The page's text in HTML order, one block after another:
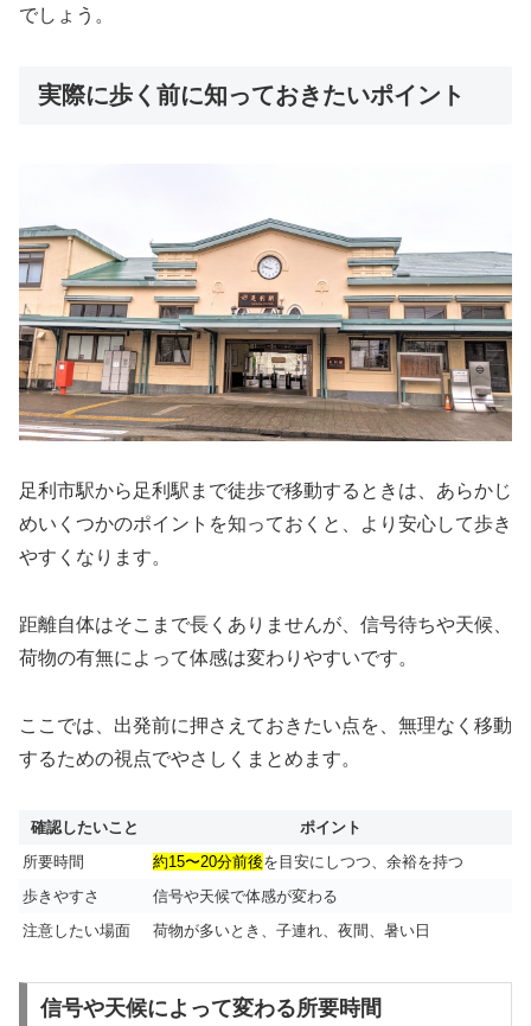
でしょう。
実際に歩く前に知っておきたいポイント
足利市駅から足利駅まで徒歩で移動するときは、あらかじ
めいくつかのポイントを知っておくと、より安心して歩き
やすくなります。
距離自体はそこまで長くありませんが、信号待ちや天候、
荷物の有無によって体感は変わりやすいです。
ここでは、出発前に押さえておきたい点を、無理なく移動
するための視点でやさしくまとめます。
確認したいこと
ポイント
所要時間
約15〜20分前後を目安にしつつ、余裕を持つ
歩きやすさ
信号や天候で体感が変わる
注意したい場面
荷物が多いとき、子連れ、夜間、暑い日
信号や天候によって変わる所要時間